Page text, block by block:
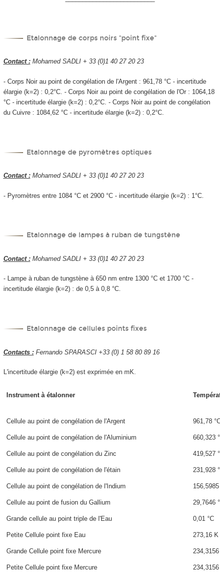
Etalonnage de corps noirs "point fixe"
Contact :Mohamed SADLI + 33 (0)1 40 27 20 23
- Corps Noir au point de congélation de l'Argent : 961,78 °C - incertitude
élargie (k=2) : 0,2°C. - Corps Noir au point de congélation de l'Or : 1064,18
°C - incertitude élargie (k=2) : 0,2°C. - Corps Noir au point de congélation
du Cuivre : 1084,62 °C - incertitude élargie (k=2) : 0,2°C.
Etalonnage de pyromètres optiques
Contact :Mohamed SADLI + 33 (0)1 40 27 20 23
- Pyromètres entre 1084 °C et 2900 °C - incertitude élargie (k=2) : 1°C.
Etalonnage de lampes à ruban de tungstène
Contact :Mohamed SADLI + 33 (0)1 40 27 20 23
- Lampe à ruban de tungstène à 650 nm entre 1300 °C et 1700 °C -
incertitude élargie (k=2) : de 0,5 à 0,8 °C.
Etalonnage de cellules points fixes
Contacts :Fernando SPARASCI +33 (0) 1 58 80 89 16
L'incertitude élargie (k=2) est exprimée en mK.
Instrument à étalonner
Cellule au point de congélation de l'Argent 961,78
Cellule au point de congélation de l'Aluminium 660,323
Cellule au point de congélation du Zinc 419,527
Cellule au point de congélation de l'étain 231,928
Cellule au point de congélation de l'Indium 156,5985
Cellule au point de fusion du Gallium 29,7646
Grande cellule au point triple de l'Eau 0,01 °C
Petite Cellule point fixe Eau 273,16 K
Grande Cellule point fixe Mercure
Petite Cellule point fixe Mercure